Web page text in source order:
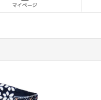
マイページ